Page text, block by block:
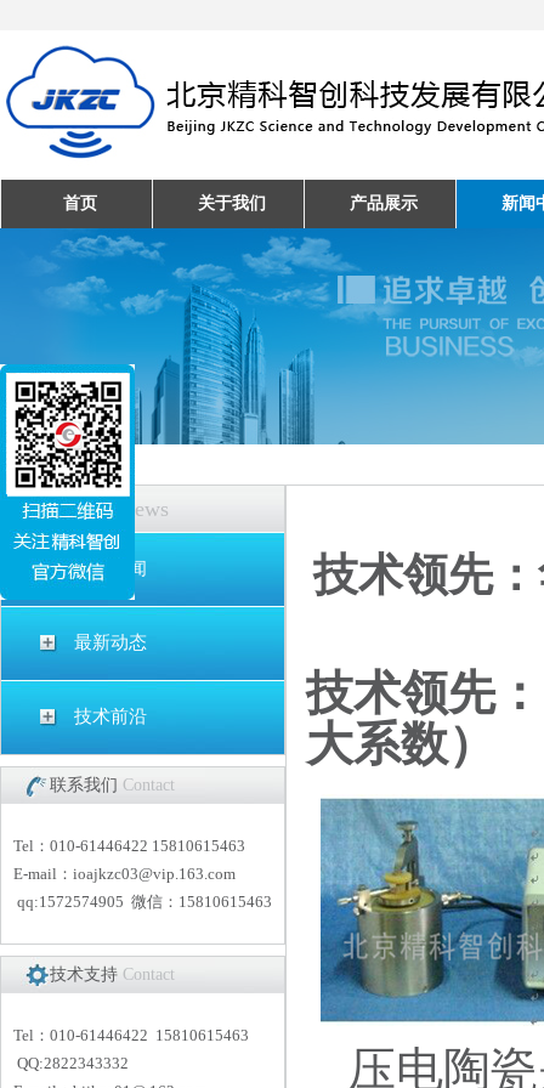
首页 关于我们 产品展示 新闻
新闻中心 News
公司新闻
最新动态
技术前沿
联系我们 Contact
Tel：010-61446422 15810615463
E-mail： ioajkzc03@vip.163.com
qq:1572574905 微信：15810615463
技术支持 Contact
Tel：010-61446422 15810615463
QQ:2822343332
技术领先
技术领先
大系数）
压电陶